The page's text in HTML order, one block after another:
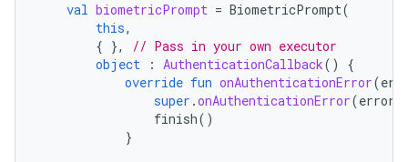
val biometricPrompt = BiometricPrompt(
this,
{ },
// Pass in your own executor
object
: AuthenticationCallback()
{
override fun onAuthenticationError(
super .onAuthenticationError(
finish()
}